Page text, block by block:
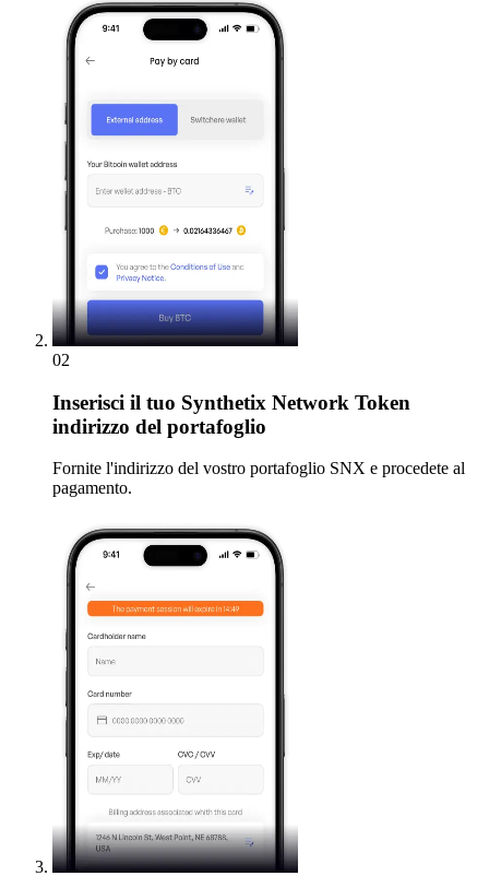
02
Inserisci il tuo Synthetix Network Token
indirizzo del portafoglio
Fornite l'indirizzo del vostro portafoglio SNX e procedete al
pagamento.